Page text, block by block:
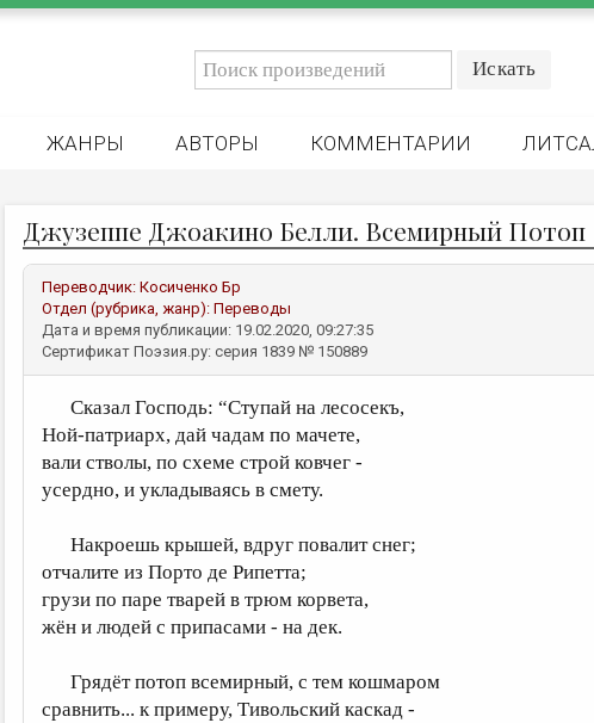
ЖАНРЫ АВТОРЫ КОММЕНТАРИИ
Джузеппе Джоакино Белли. Всемирный Потоп
Переводчик: Косиченко Бр
Отдел (рубрика, жанр): Переводы
Дата и время публикации: 19.02.2020, 09:27:35
Сертификат Поэзия.ру: серия 1839 № 150889
Сказал Господь: “Ступай на лесосекъ,
Ной-патриарх, дай чадам по мачете,
вали стволы, по схеме строй ковчег -
усердно, и укладываясь в смету.
Накроешь крышей, вдруг повалит снег;
отчалите из Порто де Рипетта;
грузи по паре тварей в трюм корвета,
жён и людей с припасами - на дек.
Грядёт потоп всемирный, с тем кошмаром
сравнить... к примеру, Тивольский каскад -